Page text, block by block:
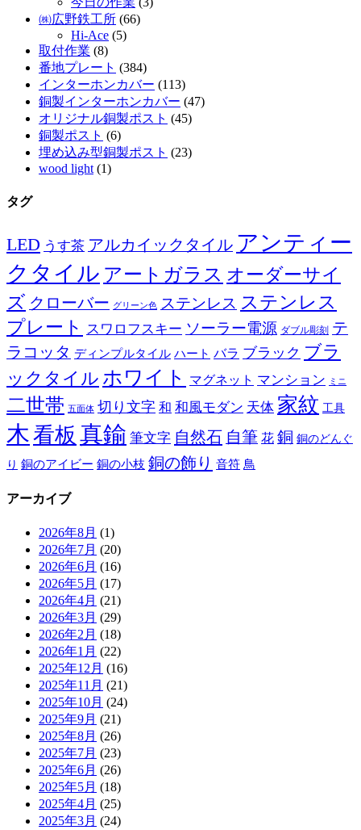
㈱広野鉄工所 (66)
Hi-Ace (5)
取付作業 (8)
番地プレート (384)
インターホンカバー (113)
銅製インターホンカバー (47)
オリジナル銅製ポスト (45)
銅製ポスト (6)
埋め込み型銅製ポスト (23)
wood light (1)
タグ
LED うす茶 アルカイックタイル アンティー
クタイル アートガラス オーダーサイ
ズ クローバー グリーン色 ステンレス ステンレス
プレート スワロフスキー ソーラー電源 ダブル彫刻 テ
ラコッタ ディンプルタイル ハート バラ ブラック ブラ
ックタイル ホワイト マグネット マンション ミニ
二世帯 五面体 切り文字 和 和風モダン 天体 家紋 工具
木看板 真鍮 筆文字 自然石 自筆 花 銅 銅のどんぐ
り 銅のアイビー 銅の小枝 銅の飾り 音符 鳥
アーカイブ
2026年8月 (1)
2026年7月 (20)
2026年6月 (16)
2026年5月 (17)
2026年4月 (21)
2026年3月 (29)
2026年2月 (18)
2026年1月 (22)
2025年12月 (16)
2025年11月 (21)
2025年10月 (24)
2025年9月 (21)
2025年8月 (26)
2025年7月 (23)
2025年6月 (26)
2025年5月 (18)
2025年4月 (25)
2025年3月 (24)